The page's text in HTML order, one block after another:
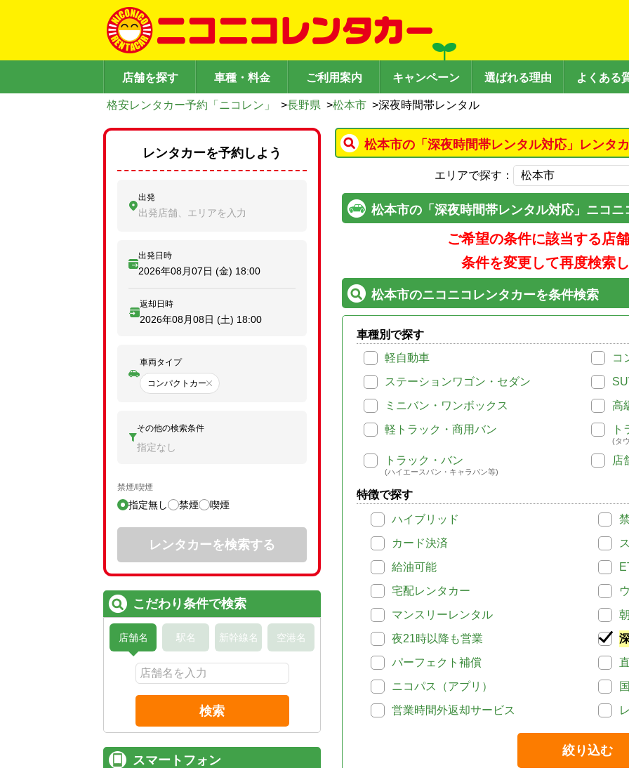
店舗を探す 車種・料金 ご利用案内 キャンペーン 選ばれる理由 よくある
格安レンタカー予約「ニコレン」 >長野県 >松本市 >深夜時間帯レンタル
松本市の「深夜時間帯レンタル対応」レンタ
エリアで探す：
松本市の「深夜時間帯レンタル対応」ニコ
ご希望の条件に該当する店
条件を変更して再度検索
松本市のニコニコレンタカーを条件検索
車種別で探す
軽自動車
コ
ステーションワゴン・セダン
ミニバン・ワンボックス
高
軽トラック・商用バン
ト
(タ
トラック・バン
(ハイエースバン・キャラバン等)
店
特徴で探す
ハイブリッド
カード決済
給油可能
宅配レンタカー
マンスリーレンタル
夜21時以降も営業
パーフェクト補償
ニコパス（アプリ）
営業時間外返却サービス
絞り込む
レンタカーを予約しよう
出発
出発店舗、エリアを入力
出発日時
2026年08月07日 (金) 18:00
返却日時
2026年08月08日 (土) 18:00
車両タイプ
コンパクトカー
その他の検索条件
指定なし
禁煙/喫煙
指定無し 禁煙 喫煙
レンタカーを検索する
こだわり条件で検索
店舗名 駅名 新幹線名 空港名
検索
スマートフォン